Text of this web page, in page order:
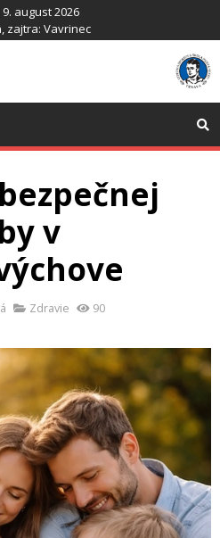
august 2026
, zajtra: Vavrinec
v
Zdravie 90